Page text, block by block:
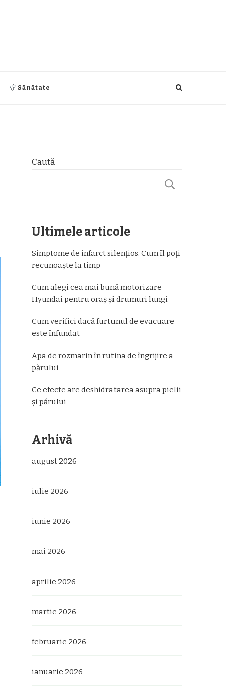
Sănătate
Caută
Ultimele articole
Simptome de infarct silențios. Cum îl poți
recunoaște la timp
Cum alegi cea mai bună motorizare
Hyundai pentru oraș și drumuri lungi
Cum verifici dacă furtunul de evacuare
este înfundat
Apa de rozmarin în rutina de îngrijire a
părului
Ce efecte are deshidratarea asupra pielii
și părului
Arhivă
august 2026
iulie 2026
iunie 2026
mai 2026
aprilie 2026
martie 2026
februarie 2026
ianuarie 2026